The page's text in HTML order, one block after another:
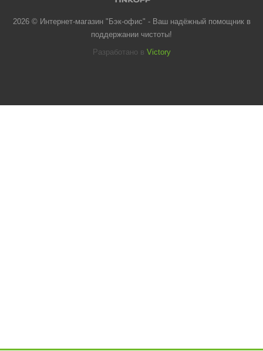
2026 © Интернет-магазин "Бэк-офис" - Ваш надёжный помощник в
поддержании чистоты!
Разработано в Victory